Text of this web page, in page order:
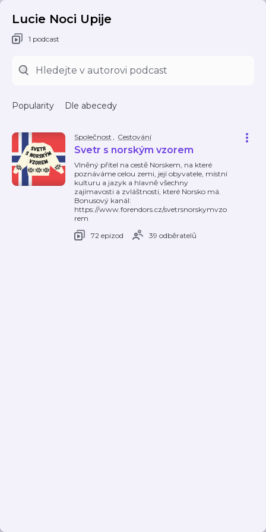
Lucie Noci Upije
1 podcast
Popularity Dle abecedy
Společnost , Cestování
Svetr s norským vzorem
Vlněný přítel na cestě Norskem, na které
poznáváme celou zemi, její obyvatele, místní
kulturu a jazyk a hlavně všechny
zajímavosti a zvláštnosti, které Norsko má.
Bonusový kanál:
https://www.forendors.cz/svetrsnorskymvzo
rem
72 epizod
39 odběratelů